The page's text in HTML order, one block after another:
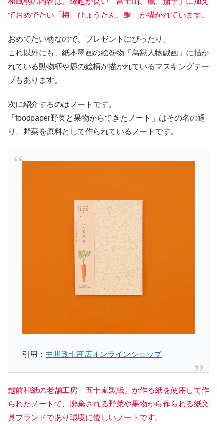
ておめでたい「梅、ひょうたん、鯛」が描かれています。
おめでたい柄なので、プレゼントにぴったり。
これ以外にも、紙本墨画の絵巻物「鳥獣人物戯画」に描か
れている動物柄や鹿の絵柄が描かれているマスキングテー
プもあります。
次に紹介するのはノートです。
「foodpaper野菜と果物からできたノート」はその名の通
り、野菜を原料として作られているノートです。
引用： 中川政七商店オンラインショップ
越前和紙の老舗工房「五十嵐製紙」が作る紙を使用して作
られたノートで、廃棄される野菜や果物から作られる紙文
具ブランドであり環境に優しいノートです。